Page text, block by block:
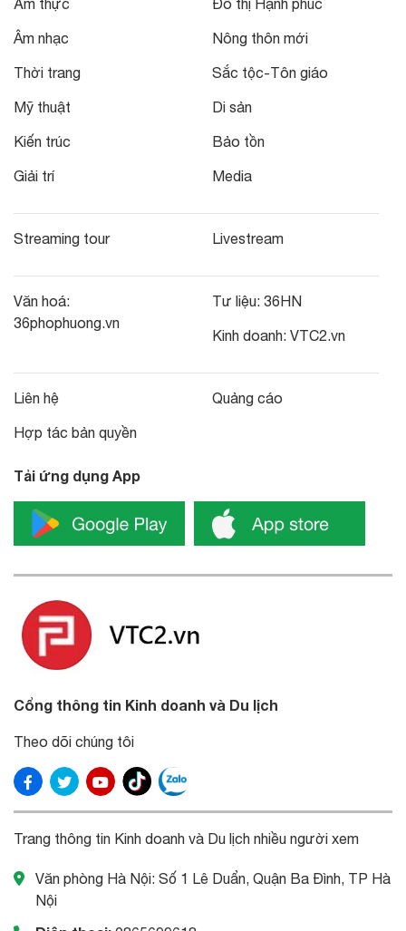
Ẩm thực
Âm nhạc
Thời trang
Mỹ thuật
Kiến trúc
Giải trí
Đô thị Hạnh phúc
Nông thôn mới
Sắc tộc-Tôn giáo
Di sản
Bảo tồn
Media
Streaming tour Livestream
Văn hoá:
36phophuong.vn
Tư liệu: 36HN
Kinh doanh: VTC2.vn
Liên hệ
Hợp tác bản quyền
Quảng cáo
Tải ứng dụng App
Cổng thông tin Kinh doanh và Du lịch
Theo dõi chúng tôi
Trang thông tin Kinh doanh và Du lịch nhiều người xem
Văn phòng Hà Nội: Số 1 Lê Duẩn, Quận Ba Đình, TP Hà
Nội